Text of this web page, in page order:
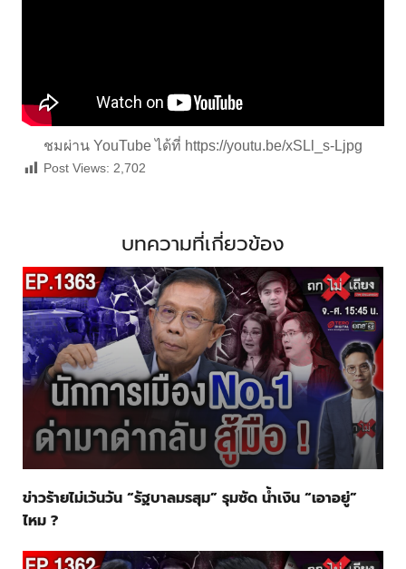
ชมผ่าน YouTube ได้ที่ https://youtu.be/xSLl_s-Ljpg
Post Views: 2,702
บทความที่เกี่ยวข้อง
ข่าวร้ายไม่เว้นวัน “รัฐบาลมรสุม” รุมซัด น้ำเงิน “เอาอยู่”
ไหม ?